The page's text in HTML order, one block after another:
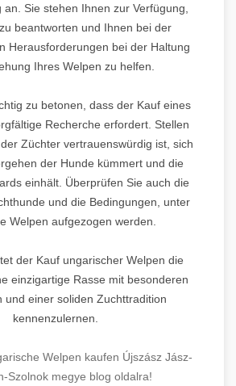
Sie stehen Ihnen zur Verfügung,
beantworten und Ihnen bei der
Herausforderungen bei der Haltung
Ihres Welpen zu helfen.
zu betonen, dass der Kauf eines
Recherche erfordert. Stellen
Züchter vertrauenswürdig ist, sich
der Hunde kümmert und die
einhält. Überprüfen Sie auch die
und die Bedingungen, unter
Welpen aufgezogen werden.
der Kauf ungarischer Welpen die
einzigartige Rasse mit besonderen
und einer soliden Zuchttradition
kennenzulernen.
Welpen kaufen Újszász Jász-
Szolnok megye blog oldalra!